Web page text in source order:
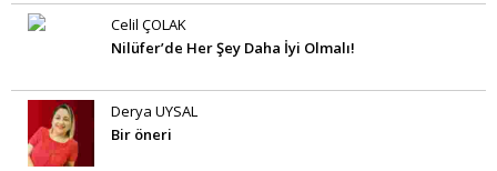
Celil ÇOLAK
Nilüfer’de Her Şey Daha İyi Olmalı!
Derya UYSAL
Bir öneri